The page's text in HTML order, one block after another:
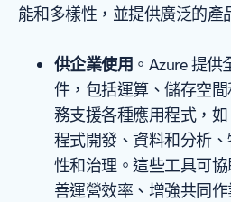
能和多樣性，並提供廣泛的產
供企業使用 。Azure 提
件，包括運算、儲存空
務支援各種應用程式，
程式開發、資料和分析
性和治理。這些工具可
善運營效率、增強共同